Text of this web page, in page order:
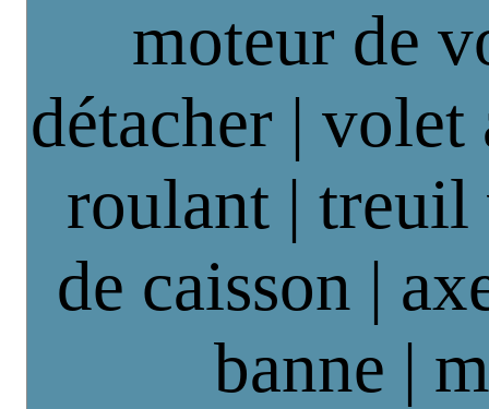
moteur de
détacher | volet
roulant |
de caisson |
banne |